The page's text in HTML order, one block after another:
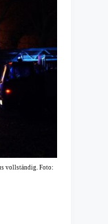
vollständig. Foto: